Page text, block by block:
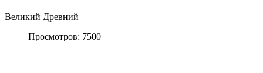
Великий Древний
Просмотров: 7500